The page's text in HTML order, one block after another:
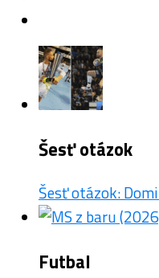
Šesť otázok
Šesť otázok:
Futbal